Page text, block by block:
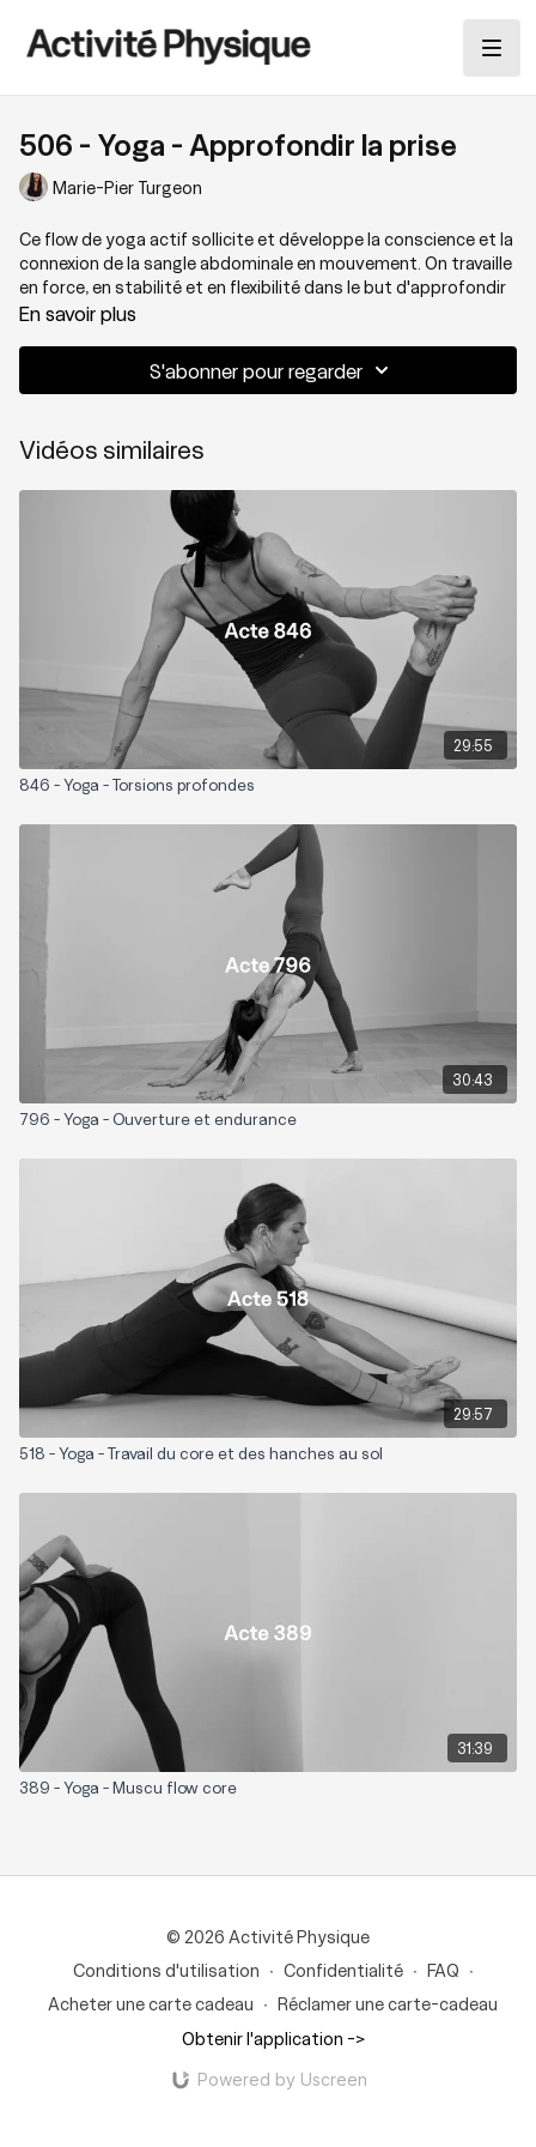
506 - Yoga - Approfondir la prise
Marie-Pier Turgeon
Ce flow de yoga actif sollicite et développe la conscience et la
connexion de la sangle abdominale en mouvement. On travaille
en force, en stabilité et en flexibilité dans le but d'approfondir
la connexion avec le centre du corps. A travers toute une
Thématique: Flexibilité et stabilité
Zones sollicitées: Tout le corps
Playlist suggérée: Ouverture tonique
En savoir plus
S'abonner pour regarder
Vidéos similaires
29:55
846 - Yoga - Torsions profondes
30:43
796 - Yoga - Ouverture et endurance
29:57
518 - Yoga - Travail du core et des hanches au sol
31:39
389 - Yoga - Muscu flow core
© 2026 Activité Physique
Conditions d'utilisation ∙ Confidentialité ∙ FAQ ∙
Acheter une carte cadeau ∙ Réclamer une carte-cadeau
Obtenir l'application ->
Powered by Uscreen